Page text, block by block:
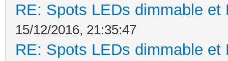
RE: Spots LEDs dimmable
15/12/2016, 21:35:47
RE: Spots LEDs dimmable